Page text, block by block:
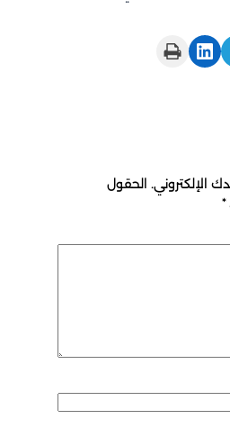
Share on LinkedIn
Print this Page
الإلكتروني. الحقول
*